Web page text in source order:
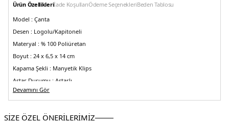
Ürün Özellikleriİade KoşullarıÖdeme SeçenekleriBeden Tablosu
Model : Çanta
Desen : Logolu/Kapitoneli
Materyal : % 100 Poliüretan
Boyut : 24 x 6,5 x 14 cm
Kapama Şekli : Manyetik Klips
Astar Durumu : Astarlı
Askı Türü :Zincir Askılı
5DK2JC4043PP1NLC0110.17
Devamını Gör
SİZE ÖZEL ÖNERİLERİMİZ